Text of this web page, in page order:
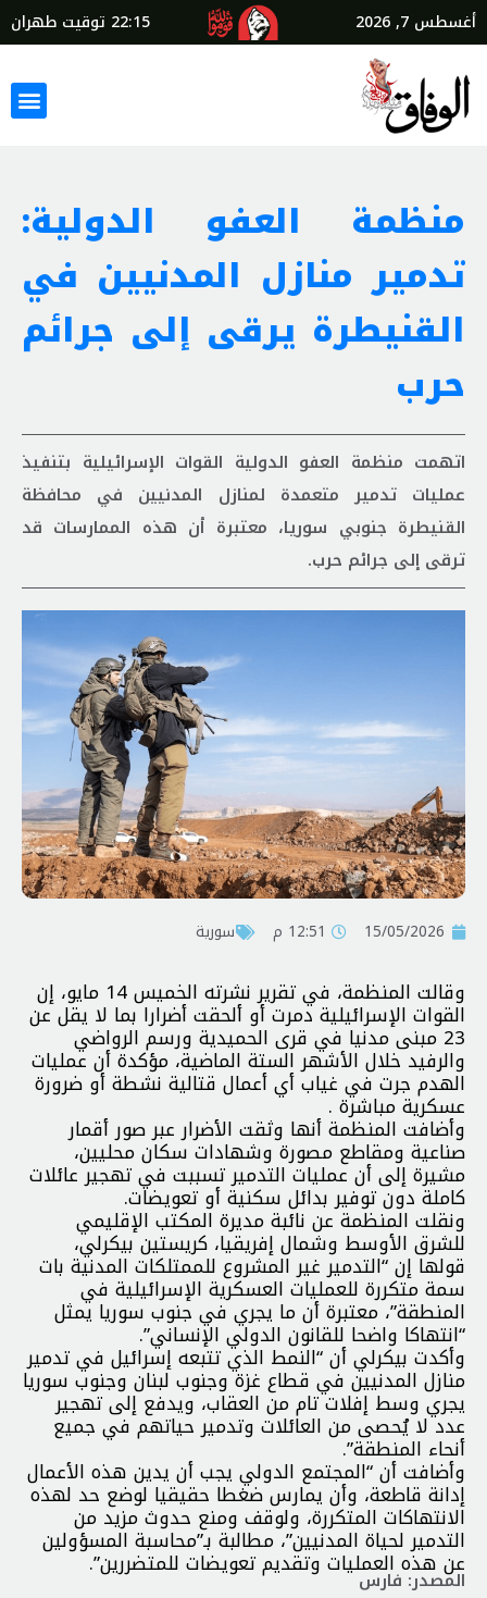
أغسطس 7, 2026 22:15 توقيت طهران
منظمة العفو الدولية:
تدمير منازل المدنيين في
القنيطرة يرقى إلى جرائم
حرب
اتهمت منظمة العفو الدولية القوات الإسرائيلية بتنفيذ
عمليات تدمير متعمدة لمنازل المدنيين في محافظة
القنيطرة جنوبي سوريا، معتبرة أن هذه الممارسات قد
ترقى إلى جرائم حرب.
15/05/2026 12:51 م سورية
وقالت المنظمة، في تقرير نشرته الخميس 14 مايو، إن
القوات الإسرائيلية دمرت أو ألحقت أضرارا بما لا يقل عن
23 مبنى مدنيا في قرى الحميدية ورسم الرواضي
والرفيد خلال الأشهر الستة الماضية، مؤكدة أن عمليات
الهدم جرت في غياب أي أعمال قتالية نشطة أو ضرورة
عسكرية مباشرة .
وأضافت المنظمة أنها وثقت الأضرار عبر صور أقمار
صناعية ومقاطع مصورة وشهادات سكان محليين،
مشيرة إلى أن عمليات التدمير تسببت في تهجير عائلات
كاملة دون توفير بدائل سكنية أو تعويضات.
ونقلت المنظمة عن نائبة مديرة المكتب الإقليمي
للشرق الأوسط وشمال إفريقيا، كريستين بيكرلي،
قولها إن “التدمير غير المشروع للممتلكات المدنية بات
سمة متكررة للعمليات العسكرية الإسرائيلية في
المنطقة”، معتبرة أن ما يجري في جنوب سوريا يمثل
“انتهاكا واضحا للقانون الدولي الإنساني”.
وأكدت بيكرلي أن “النمط الذي تتبعه إسرائيل في تدمير
منازل المدنيين في قطاع غزة وجنوب لبنان وجنوب سوريا
يجري وسط إفلات تام من العقاب، ويدفع إلى تهجير
عدد لا يُحصى من العائلات وتدمير حياتهم في جميع
أنحاء المنطقة”.
وأضافت أن “المجتمع الدولي يجب أن يدين هذه الأعمال
إدانة قاطعة، وأن يمارس ضغطا حقيقيا لوضع حد لهذه
الانتهاكات المتكررة، ولوقف ومنع حدوث مزيد من
التدمير لحياة المدنيين”، مطالبة بـ”محاسبة المسؤولين
عن هذه العمليات وتقديم تعويضات للمتضررين”.
المصدر: فارس